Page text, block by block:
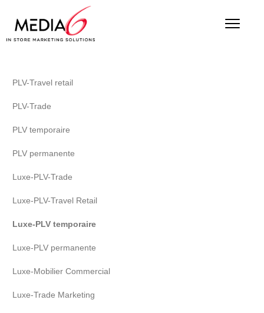
PLV-Travel retail
PLV-Trade
PLV temporaire
PLV permanente
Luxe-PLV-Trade
Luxe-PLV-Travel Retail
Luxe-PLV temporaire
Luxe-PLV permanente
Luxe-Mobilier Commercial
Luxe-Trade Marketing